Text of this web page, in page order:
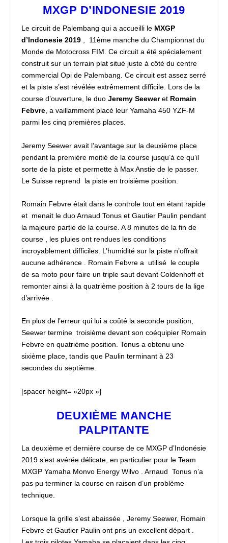
MXGP D’INDONESIE 2019
Le circuit de Palembang qui a accueilli le MXGP
d’Indonesie 2019 , 11ème manche du Championnat du
Monde de Motocross FIM. Ce circuit a été spécialement
construit sur un terrain plat situé juste à côté du centre
commercial Opi de Palembang. Ce circuit est assez serré
et la piste s’est révélée extrêmement difficile. Lors de la
course d’ouverture, le duoJeremy Seeweret Romain
Febvre, a vaillamment placé leur Yamaha 450 YZF-M
parmi les cinq premières places.
Jeremy Seewer avait l’avantage sur la deuxième place
pendant la première moitié de la course jusqu’à ce qu’il
sorte de la piste et permette à Max Anstie de le passer.
Le Suisse reprend la piste en troisième position.
Romain Febvre était dans le controle tout en étant rapide
et menait le duo Arnaud Tonus et Gautier Paulin pendant
la majeure partie de la course. A 8 minutes de la fin de
course , les pluies ont rendues les conditions
incroyablement difficiles. L’humidité sur la piste n’offrait
aucune adhérence . Romain Febvre a utilisé le couple
de sa moto pour faire un triple saut devant Coldenhoff et
remonter ainsi à la quatrième position à 2 tours de la lige
d’arrivée .
En plus de l’erreur qui lui a coûté la seconde position,
Seewer termine troisième devant son coéquipier Romain
Febvre en quatrième position. Tonus a obtenu une
sixième place, tandis que Paulin terminant à 23
secondes du septième.
[spacer height= »20px »]
DEUXIÈME MANCHE
PALPITANTE
La deuxième et dernière course de ce MXGP d’Indonésie
2019 s’est avérée délicate, en particulier pour le Team
MXGP Yamaha Monvo Energy Wilvo . Arnaud Tonus n’a
pas pu terminer la course en raison d’un problème
technique.
Lorsque la grille s’est abaissée , Jeremy Seewer, Romain
Febvre et Gautier Paulin ont pris un excellent départ .